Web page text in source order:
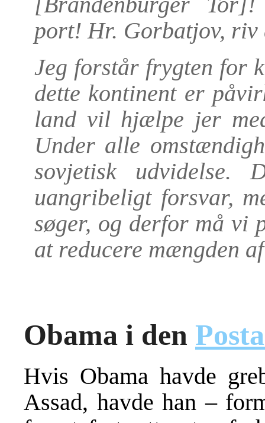
port! Hr. Gorbatjov, riv
Jeg forstår frygten for
dette kontinent er
land vil hjælpe jer
Under alle
sovjetisk udvidelse.
uangribeligt forsvar,
søger, og derfor må vi
at reducere mængden
Obama i den
Hvis Obama havde
Assad, havde han –